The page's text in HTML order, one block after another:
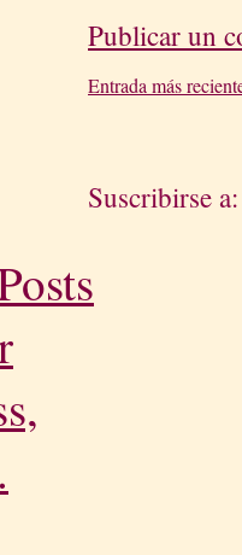
Publicar un
Entrada más
Suscribirse